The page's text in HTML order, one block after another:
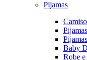
Pijamas
Pijamas
Baby
Robe